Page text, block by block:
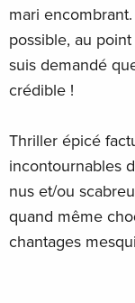
mari
possible, au
suis demandé
crédible !
Thriller épicé
incontournables
nus et/ou
quand même
chantages